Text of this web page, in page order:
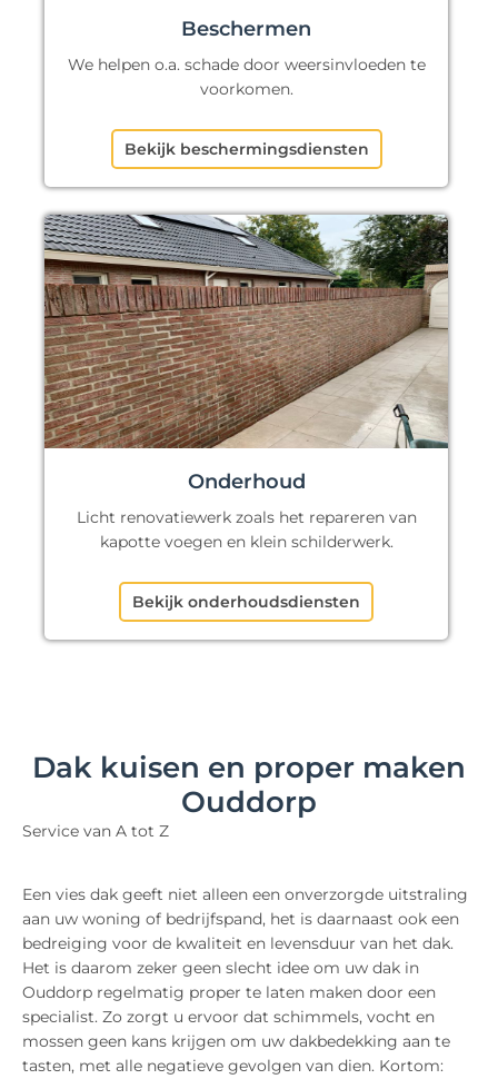
Beschermen
We helpen o.a. schade door weersinvloeden te
voorkomen.
Bekijk beschermingsdiensten
Onderhoud
Licht renovatiewerk zoals het repareren van
kapotte voegen en klein schilderwerk.
Bekijk onderhoudsdiensten
Dak kuisen en proper maken
Ouddorp
Service van A tot Z
Een vies dak geeft niet alleen een onverzorgde uitstraling
aan uw woning of bedrijfspand, het is daarnaast ook een
bedreiging voor de kwaliteit en levensduur van het dak.
Het is daarom zeker geen slecht idee om uw dak in
Ouddorp regelmatig proper te laten maken door een
specialist. Zo zorgt u ervoor dat schimmels, vocht en
mossen geen kans krijgen om uw dakbedekking aan te
tasten, met alle negatieve gevolgen van dien. Kortom: